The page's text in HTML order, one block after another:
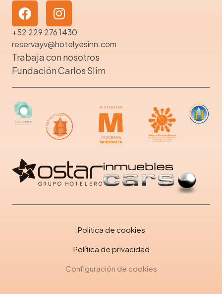
+52 229 276 1430
reservayv@hotelyesinn.com
Trabaja con nosotros
Fundación Carlos Slim
Política de cookies
Política de privacidad
Configuración de cookies